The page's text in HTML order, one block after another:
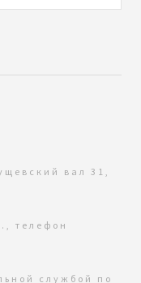
вал 31,
телефон
службой по